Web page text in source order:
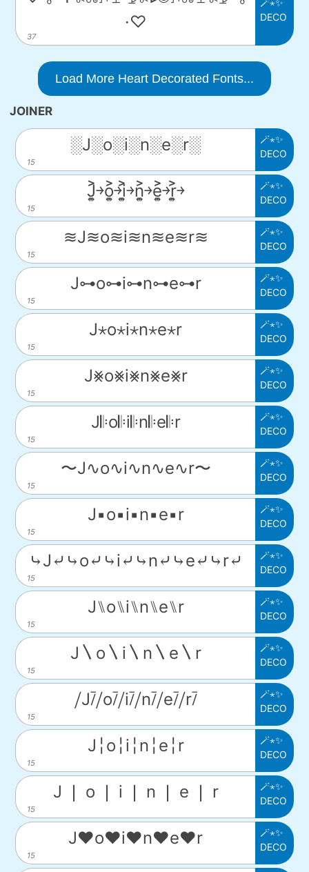
37
·♡
DECO
Load More Heart Decorated Fonts...
JOINER
15
░J░o░i░n░e░r░
🪄⋆✨
DECO
15
J͎͍͐￫o͎͍͐￫i͎͍͐￫n͎͍͐￫e͎͍͐￫r͎͍͐￫
🪄⋆✨
DECO
15
≋J≋o≋i≋n≋e≋r≋
🪄⋆✨
DECO
15
J⊶o⊶i⊶n⊶e⊶r
🪄⋆✨
DECO
15
J⋆o⋆i⋆n⋆e⋆r
🪄⋆✨
DECO
15
J⨳o⨳i⨳n⨳e⨳r
🪄⋆✨
DECO
15
J𝄆o𝄆i𝄆n𝄆e𝄆r
🪄⋆✨
DECO
15
〜J∿o∿i∿n∿e∿r〜
🪄⋆✨
DECO
15
J▪o▪i▪n▪e▪r
🪄⋆✨
DECO
15
⤷J⤶⤷o⤶⤷i⤶⤷n⤶⤷e⤶⤷r⤶
🪄⋆✨
DECO
15
J⑊o⑊i⑊n⑊e⑊r
🪄⋆✨
DECO
15
J〵o〵i〵n〵e〵r
🪄⋆✨
DECO
15
⧸J⧶⧸o⧶⧸i⧶⧸n⧶⧸e⧶⧸r⧶
🪄⋆✨
DECO
15
J╎o╎i╎n╎e╎r
🪄⋆✨
DECO
15
J ❘ o ❘ i ❘ n ❘ e ❘ r
🪄⋆✨
DECO
15
J♥o♥i♥n♥e♥r
🪄⋆✨
DECO